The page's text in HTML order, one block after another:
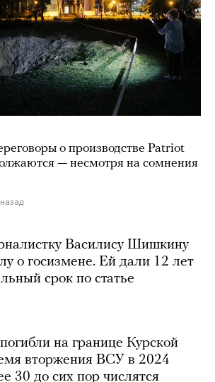
о производстве Patriot
— несмотря на сомнения
Василису Шишкину
о госизмене. Ей дали 12 лет
срок по статье
на границе Курской
вторжения ВСУ в 2024
30 до сих пор числятся